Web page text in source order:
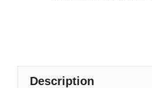
Description